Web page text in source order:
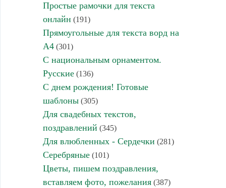
Простые рамочки для текста
онлайн (191)
Прямоугольные для текста ворд на
А4(301)
С национальным орнаментом.
Русские(136)
С днем рождения! Готовые
шаблоны(305)
Для свадебных текстов,
поздравлений (345)
Для влюбленных - Сердечки (281)
Серебряные(101)
Цветы, пишем поздравления,
вставляем фото, пожелания(387)